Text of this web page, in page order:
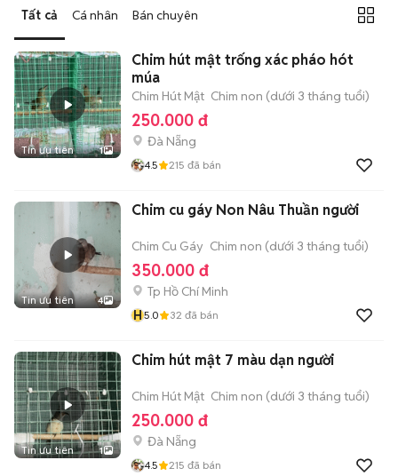
Tất cả Cá nhân Bán chuyên
Tin ưu tiên 1
Chim hút mật trống xác pháo hót
múa
Chim Hút Mật Chim non (dưới 3 tháng tuổi)
250.000 đ
Đà Nẵng
4.5 215 đã bán
Tin ưu tiên 4
Chim cu gáy Non Nâu Thuần người
Chim Cu Gáy Chim non (dưới 3 tháng tuổi)
350.000 đ
Tp Hồ Chí Minh
H5.0 32 đã bán
Tin ưu tiên 1
Chim hút mật 7 màu dạn người
Chim Hút Mật Chim non (dưới 3 tháng tuổi)
250.000 đ
Đà Nẵng
4.5 215 đã bán